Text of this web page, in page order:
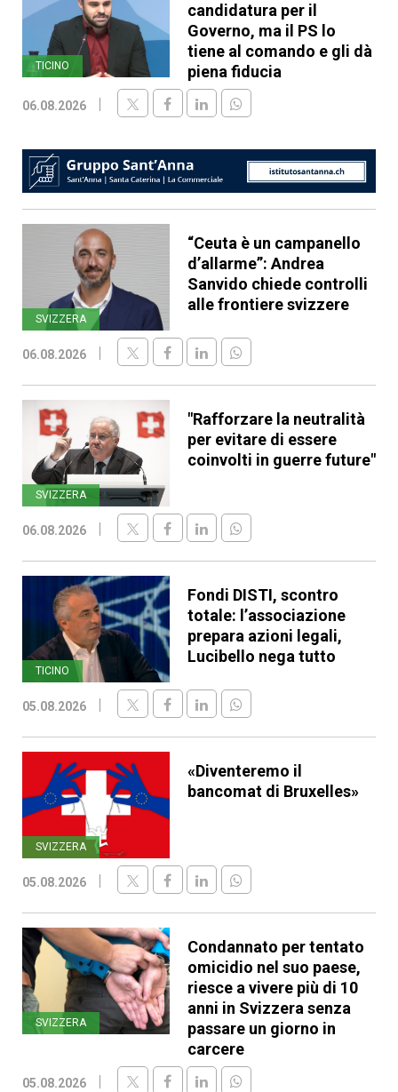
TICINO
candidatura per il
Governo, ma il PS lo
tiene al comando e gli dà
piena fiducia
06.08.2026
SVIZZERA
“Ceuta è un campanello
d’allarme”: Andrea
Sanvido chiede controlli
alle frontiere svizzere
06.08.2026
SVIZZERA
"Rafforzare la neutralità
per evitare di essere
coinvolti in guerre future"
06.08.2026
TICINO
Fondi DISTI, scontro
totale: l’associazione
prepara azioni legali,
Lucibello nega tutto
05.08.2026
SVIZZERA
«Diventeremo il
bancomat di Bruxelles»
05.08.2026
SVIZZERA
Condannato per tentato
omicidio nel suo paese,
riesce a vivere più di 10
anni in Svizzera senza
passare un giorno in
carcere
05.08.2026